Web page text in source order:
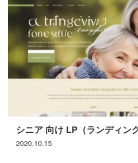
2020.10.15
シニア 向け LP（ランディン